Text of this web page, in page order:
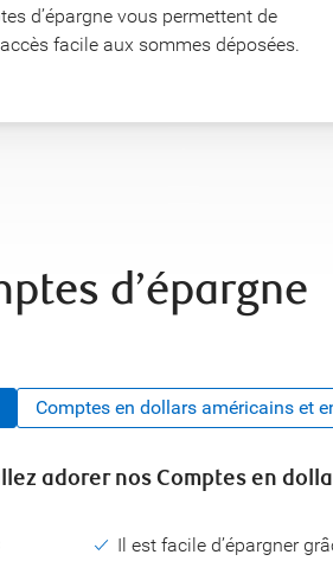
d’épargne vous permettent de
facile aux sommes déposées.
d’épargne
Comptes en dollars américains et
adorer nos Comptes en
Il est facile d’épargner